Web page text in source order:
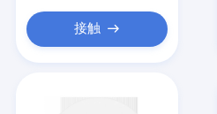
接触